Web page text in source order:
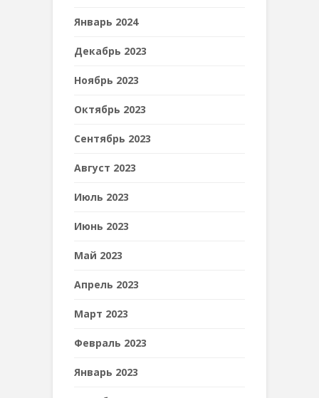
Январь 2024
Декабрь 2023
Ноябрь 2023
Октябрь 2023
Сентябрь 2023
Август 2023
Июль 2023
Июнь 2023
Май 2023
Апрель 2023
Март 2023
Февраль 2023
Январь 2023